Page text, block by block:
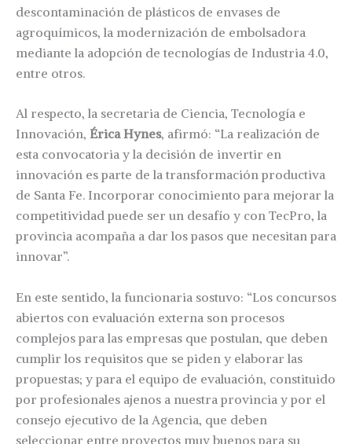
descontaminación de plásticos de envases de
agroquímicos, la modernización de embolsadora
mediante la adopción de tecnologías de Industria 4.0,
entre otros.
Al respecto, la secretaria de Ciencia, Tecnología e
Innovación, Érica Hynes, afirmó: “La realización de
esta convocatoria y la decisión de invertir en
innovación es parte de la transformación productiva
de Santa Fe. Incorporar conocimiento para mejorar la
competitividad puede ser un desafío y con TecPro, la
provincia acompaña a dar los pasos que necesitan para
innovar”.
En este sentido, la funcionaria sostuvo: “Los concursos
abiertos con evaluación externa son procesos
complejos para las empresas que postulan, que deben
cumplir los requisitos que se piden y elaborar las
propuestas; y para el equipo de evaluación, constituido
por profesionales ajenos a nuestra provincia y por el
consejo ejecutivo de la Agencia, que deben
seleccionar entre proyectos muy buenos para su